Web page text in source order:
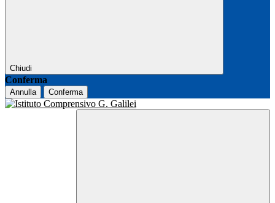
Chiudi
Conferma
Annulla Conferma